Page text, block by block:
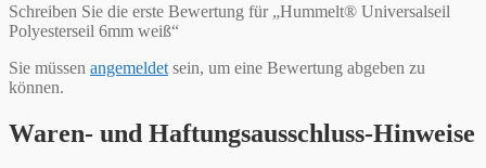
Schreiben Sie die erste Bewertung für „Hummelt® Universalseil
Polyesterseil 6mm weiß“
Sie müssen angemeldet sein, um eine Bewertung abgeben zu
können.
Waren- und Haftungsausschluss-Hinweise